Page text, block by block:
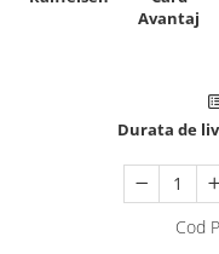
Avantaj
Durata de
Cod